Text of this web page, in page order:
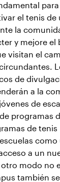
el tenis de
la
y mejore el
visitan el
de
a la
de
programas
de tenis
como
a un
modo no
también